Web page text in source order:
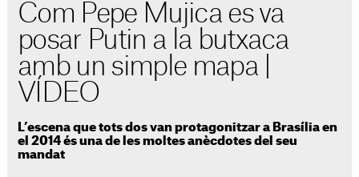
Com Pepe Mujica es va
posar Putin a la butxaca
amb un simple mapa |
VÍDEO
L’escena que tots dos van protagonitzar a Brasília en
el 2014 és una de les moltes anècdotes del seu
mandat